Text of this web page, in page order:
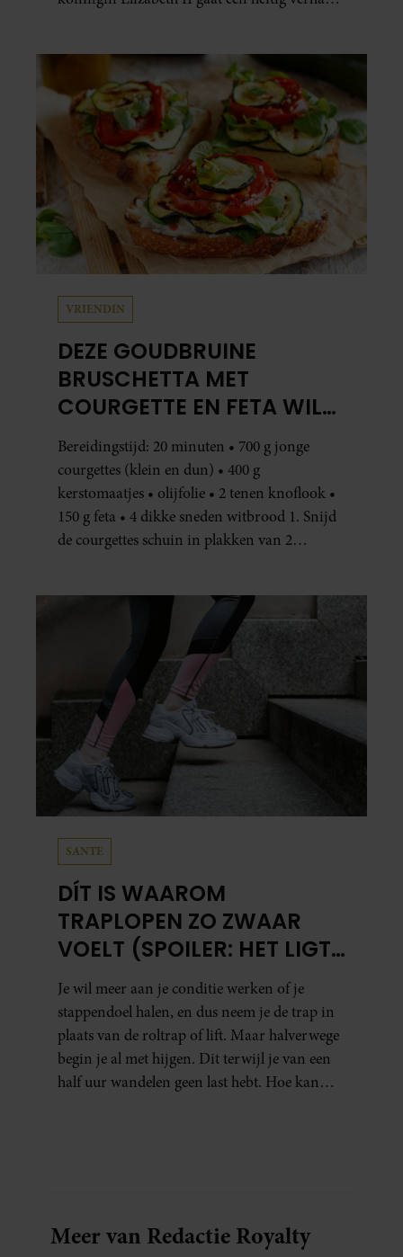
VRIENDIN
DEZE GOUDBRUINE
BRUSCHETTA MET
COURGETTE EN FETA WIL
JE METEEN MAKEN
Bereidingstijd: 20 minuten • 700 g jonge
courgettes (klein en dun) • 400 g
kerstomaatjes • olijfolie • 2 tenen knoflook •
150 g feta • 4 dikke sneden witbrood 1. Snijd
de courgettes schuin in plakken van 2
SANTE
DÍT IS WAAROM
TRAPLOPEN ZO ZWAAR
VOELT (SPOILER: HET LIGT
NIET AAN JE CONDITIE)
Je wil meer aan je conditie werken of je
stappendoel halen, en dus neem je de trap in
plaats van de roltrap of lift. Maar halverwege
begin je al met hijgen. Dit terwijl je van een
half uur wandelen geen last hebt. Hoe kan
Meer van Redactie Royalty